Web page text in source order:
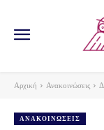
Αρχική Ανακοινώσεις
ΑΝΑΚΟΙΝΏΣΕΙΣ